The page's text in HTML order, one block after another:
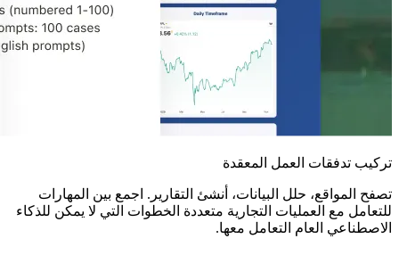
تركيب تدفقات العمل المعقدة
تصفح المواقع، حلل البيانات، أنشئ التقارير. اجمع بين المهارات
للتعامل مع العمليات التجارية متعددة الخطوات التي لا يمكن للذكاء
الاصطناعي العام التعامل معها.